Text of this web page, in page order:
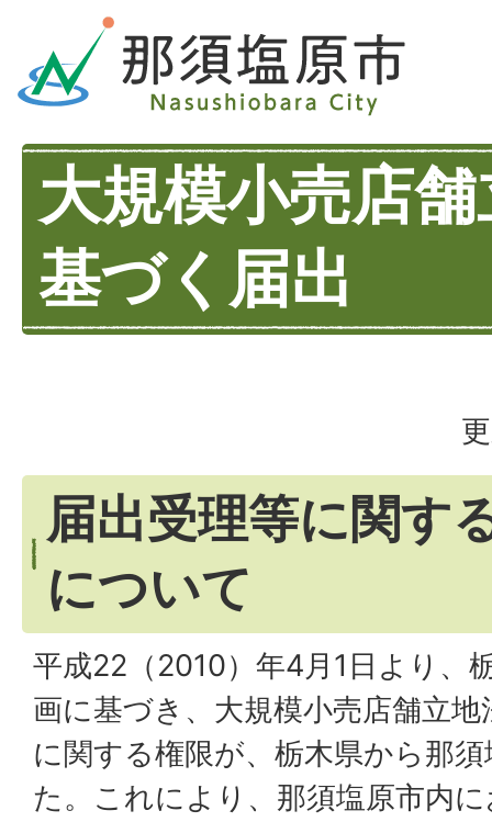
大規模小売店
基づく届出
届出受理等に関す
について
平成22（2010）年4月1日より、
画に基づき、大規模小売店舗立
に関する権限が、栃木県から那
た。これにより、那須塩原市内